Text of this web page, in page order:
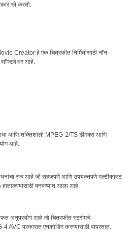
प्ले करतो.
Creator हे एक चित्रफीत निर्मितीसाठी नॉन-
सॉफ्टवेअर आहे.
आणि शक्तिशाली MPEG-2/TS डीमक्स आणि
आहे.
संच आहे जो सहजपणे आणि उपयुक्तपणे मल्टीकास्ट
बनवण्यात आला आहे.
अनुप्रयोग आहे जो चित्रफीत स्ट्रीमचे
AVC प्रकारात एनकोडिंग करण्यासाठी वापरतात.